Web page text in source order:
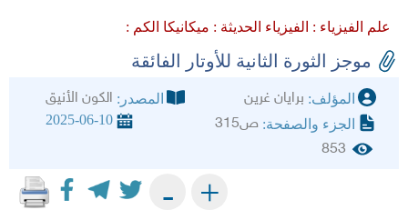
علم الفيزياء : الفيزياء الحديثة : ميكانيكا الكم :
موجز الثورة الثانية للأوتار الفائقة
المؤلف: برايان غرين المصدر: الكون الأنيق
الجزء والصفحة: ص315 2025-06-10
853
+
-